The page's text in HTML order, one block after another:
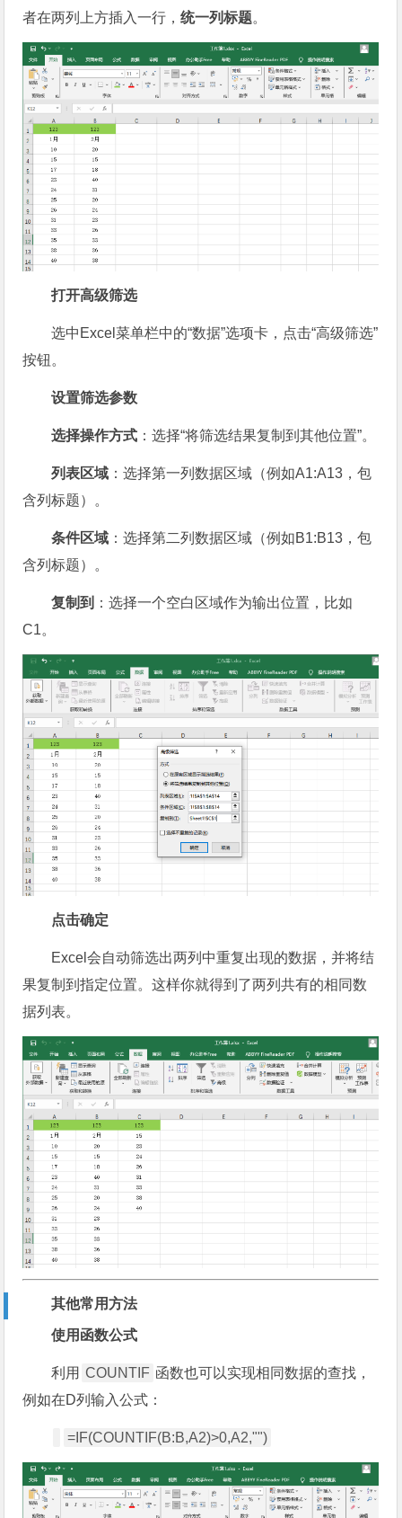
者在两列上方插入一行，统一列标题。
打开高级筛选
选中Excel菜单栏中的“数据”选项卡，点击“高级筛选”
按钮。
设置筛选参数
选择操作方式 ：选择“将筛选结果复制到其他位置”。
列表区域 ：选择第一列数据区域（例如A1:A13，包
含列标题）。
条件区域 ：选择第二列数据区域（例如B1:B13，包
含列标题）。
复制到 ：选择一个空白区域作为输出位置，比如
C1。
点击确定
Excel会自动筛选出两列中重复出现的数据，并将结
果复制到指定位置。这样你就得到了两列共有的相同数
据列表。
其他常用方法
使用函数公式
利用 COUNTIF 函数也可以实现相同数据的查找，
例如在D列输入公式：
=IF(COUNTIF(B:B,A2)>0,A2,"")